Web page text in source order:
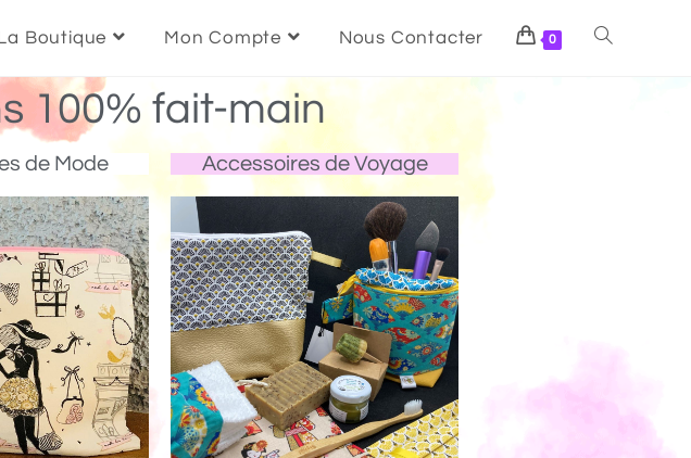
Boutique Mon Compte Nous Contacter 0
100% fait-main
de Mode Accessoires de Voyage